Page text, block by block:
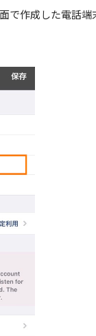
で作成した電話